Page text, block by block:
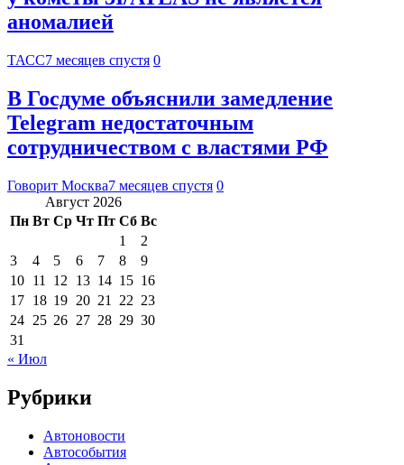
аномалией
ТАСС7 месяцев спустя 0
В Госдуме объяснили замедление
Telegram недостаточным
сотрудничеством с властями РФ
Говорит Москва7 месяцев спустя 0
Август 2026
Пн Вт Ср Чт Пт Сб Вс
1
2
3
4 5 6 7 8
9
10 11 12 13 14 15 16
17 18 19 20 21 22 23
24 25 26 27 28 29 30
31
« Июл
Рубрики
Автоновости
Автособытия